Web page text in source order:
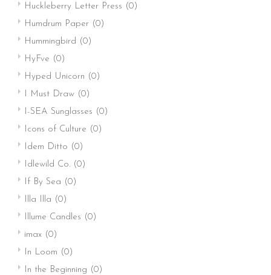
Huckleberry Letter Press (0)
Humdrum Paper (0)
Hummingbird (0)
HyFve (0)
Hyped Unicorn (0)
I Must Draw (0)
I-SEA Sunglasses (0)
Icons of Culture (0)
Idem Ditto (0)
Idlewild Co. (0)
If By Sea (0)
Illa Illa (0)
Illume Candles (0)
imax (0)
In Loom (0)
In the Beginning (0)